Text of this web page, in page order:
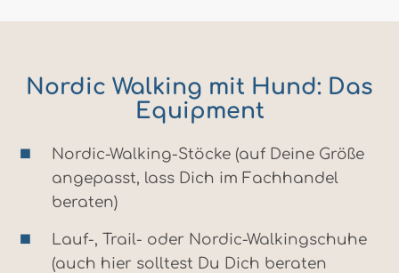
Nordic Walking mit Hund: Das
Equipment
Nordic-Walking-Stöcke (auf Deine Größe
angepasst, lass Dich im Fachhandel
beraten)
Lauf-, Trail- oder Nordic-Walkingschuhe
(auch hier solltest Du Dich beraten